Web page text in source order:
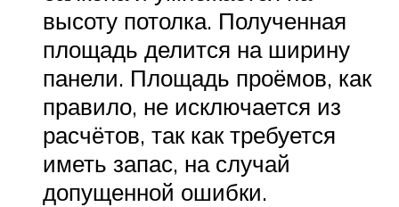
высоту потолка. Полученная
площадь делится на ширину
панели. Площадь проёмов, как
правило, не исключается из
расчётов, так как требуется
иметь запас, на случай
допущенной ошибки.